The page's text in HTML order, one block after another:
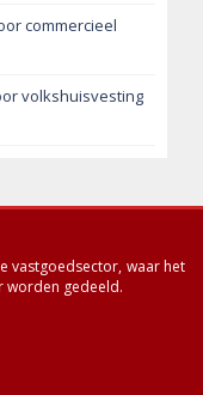
commercieel
volkshuisvesting
vastgoedsector, waar het
worden gedeeld.